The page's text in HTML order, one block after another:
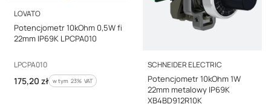
PRODUCENT
LOVATO
Potencjometr 10kOhm 0,5W fi
22mm IP69K LPCPA010
Kod producenta
LPCPA010
Cena brutto
175,20 zł w tym %s VAT
w tym 23% VAT
PRODUCENT
SCHNEIDER ELECTRIC
Potencjometr 10kOhm 1W
22mm metalowy IP69K
XB4BD912R10K